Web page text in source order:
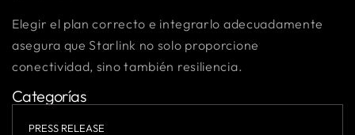
Elegir el plan correcto e integrarlo adecuadamente
asegura que Starlink no solo proporcione
conectividad, sino también resiliencia.
Categorías
PRESS RELEASE